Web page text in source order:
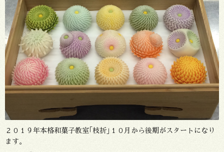
２０１９年本格和菓子教室｢枝折｣１０月から後期がスタートになり
ます。